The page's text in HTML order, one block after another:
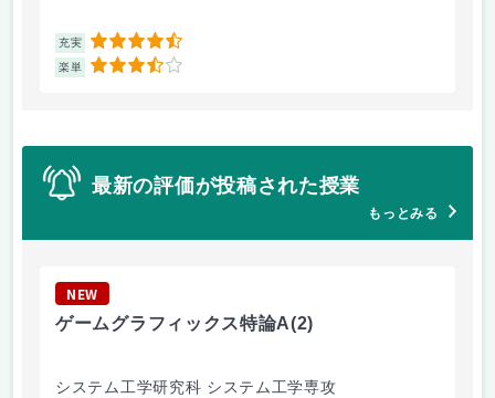
充実 4.5
楽単 3.5
最新の評価が投稿された授業
もっとみる
NEW
ゲームグラフィックス特論A(2)
システム工学研究科 システム工学専攻